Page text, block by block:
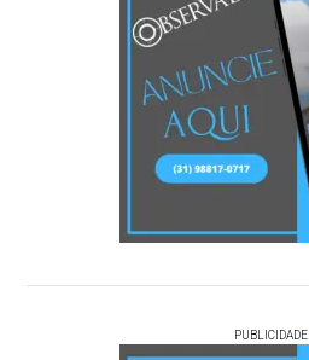
PUBLICIDADE